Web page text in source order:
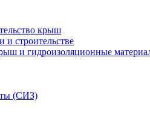
крыш
и строительстве
и гидроизоляционные
(СИЗ)